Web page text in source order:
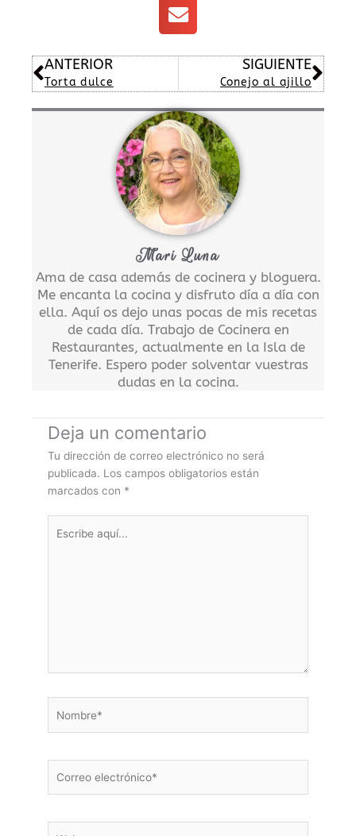
Ant
ANTERIOR
Torta dulce
SIGUIENTE
Conejo al ajillo
Mari Luna
Ama de casa además de cocinera y bloguera.
Me encanta la cocina y disfruto día a día con
ella. Aquí os dejo unas pocas de mis recetas
de cada día. Trabajo de Cocinera en
Restaurantes, actualmente en la Isla de
Tenerife. Espero poder solventar vuestras
dudas en la cocina.
Deja un comentario
Tu dirección de correo electrónico no será
publicada. Los campos obligatorios están
marcados con *
aquí...
electrónico*